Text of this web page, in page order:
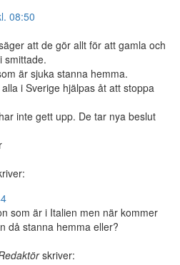
08:50
att de gör allt för att gamla och
smittade.
är sjuka stanna hemma.
i Sverige hjälpas åt att stoppa
inte gett upp. De tar nya beslut
som är i Italien men när kommer
då stanna hemma eller?
skriver: